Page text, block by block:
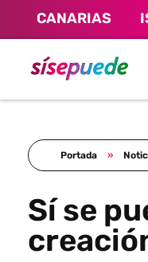
CANARIAS
Portada »
Sí se